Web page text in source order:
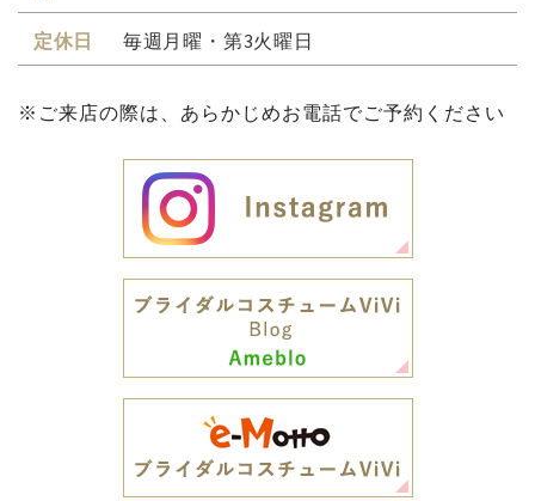
定休日 毎週月曜・第3火曜日
※ご来店の際は、あらかじめお電話でご予約ください